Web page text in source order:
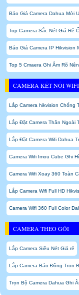
Báo Giá Camera Dahua Mới
Top Camera Sắc Nét Giá Rẻ
Báo Giá Camera IP Hikvision
Top 5 Cmaera Ghi Âm Rõ
CAMERA KẾT NỐI WIFI
Lắp Camera hikvision Chống
Lắp Đặt Camera Thân Ngoài
Lắp Đặt Camera Wifi Dahua
Camera Wifi Imou Cube Ghi
Camera Wifi Xoay 360 Toàn
Lắp Camera Wifi Full HD
Camera Wifi 360 Full Color
CAMERA THEO GÓI
Lắp Camera Siêu Nét Giá rẻ
Lắp Camera Báo Động Trọn
Trọn Bộ Camera Dahua Ghi